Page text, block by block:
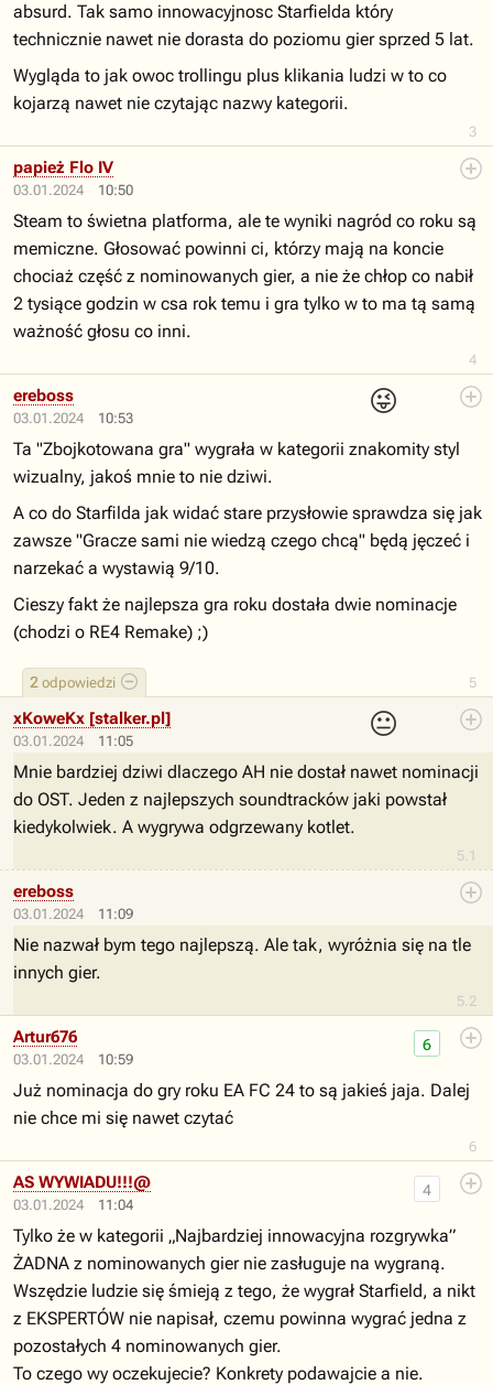
3
absurd. Tak samo innowacyjnosc Starfielda który
technicznie nawet nie dorasta do poziomu gier sprzed 5 lat.
Wygląda to jak owoc trollingu plus klikania ludzi w to co
kojarzą nawet nie czytając nazwy kategorii.
03.01.2024 10:50
4
papież Flo IV
Steam to świetna platforma, ale te wyniki nagród co roku są
memiczne. Głosować powinni ci, którzy mają na koncie
chociaż część z nominowanych gier, a nie że chłop co nabił
2 tysiące godzin w csa rok temu i gra tylko w to ma tą samą
ważność głosu co inni.
03.01.2024 10:53
😜
5
2 odpowiedzi
ereboss
Ta "Zbojkotowana gra" wygrała w kategorii znakomity styl
wizualny, jakoś mnie to nie dziwi.
A co do Starfilda jak widać stare przysłowie sprawdza się jak
zawsze "Gracze sami nie wiedzą czego chcą" będą jęczeć i
narzekać a wystawią 9/10.
Cieszy fakt że najlepsza gra roku dostała dwie nominacje
(chodzi o RE4 Remake) ;)
03.01.2024 11:05
😐
5.1
xKoweKx [stalker.pl]
Mnie bardziej dziwi dlaczego AH nie dostał nawet nominacji
do OST. Jeden z najlepszych soundtracków jaki powstał
kiedykolwiek. A wygrywa odgrzewany kotlet.
03.01.2024 11:09
5.2
ereboss
Nie nazwał bym tego najlepszą. Ale tak, wyróżnia się na tle
innych gier.
03.01.2024 10:59
6
6
Artur676
Już nominacja do gry roku EA FC 24 to są jakieś jaja. Dalej
nie chce mi się nawet czytać
03.01.2024 11:04
4
AS WYWIADU!!!@
Tylko że w kategorii „Najbardziej innowacyjna rozgrywka”
ŻADNA z nominowanych gier nie zasługuje na wygraną.
Wszędzie ludzie się śmieją z tego, że wygrał Starfield, a nikt
z EKSPERTÓW nie napisał, czemu powinna wygrać jedna z
pozostałych 4 nominowanych gier.
To czego wy oczekujecie? Konkrety podawajcie a nie.